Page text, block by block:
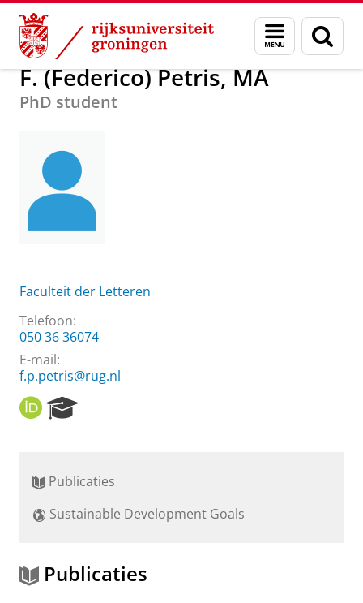
Skip
Content
Skip
Navigation
Menu
en
zoeken
Over ons F. (Federico) Petris, MA
F. (Federico) Petris, MA
PhD student
Faculteit der Letteren
Telefoon:
050 36 36074
E-mail:
f.p.petris@rug.nl
O
R
r
h
r
t
Publicaties
Sustainable Development Goals
Publicaties